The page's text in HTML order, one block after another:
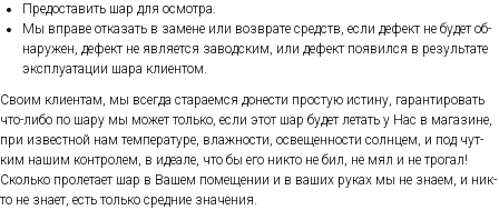
Пре­дос­та­вить шар для ос­мотра.
Мы впра­ве от­ка­зать в за­мене или воз­вра­те средств, ес­ли де­фект не бу­дет об­
на­ружен, де­фект не яв­ля­ет­ся за­вод­ским, или де­фект по­явил­ся в ре­зуль­та­те
экс­плу­ата­ции ша­ра кли­ен­том.
Сво­им кли­ен­там, мы всег­да ста­ра­ем­ся до­нес­ти прос­тую ис­ти­ну, га­ран­ти­ровать
что-ли­бо по ша­ру мы мо­жет толь­ко, ес­ли этот шар бу­дет ле­тать у Нас в ма­гази­не,
при из­вес­тной нам тем­пе­рату­ре, влаж­ности, ос­ве­щен­ности сол­нцем, и под чут­
ким на­шим кон­тро­лем, в иде­але, что бы его ник­то не бил, не мял и не тро­гал!
Сколь­ко про­лета­ет шар в Ва­шем по­меще­нии и в ва­ших ру­ках мы не зна­ем, и ник­
то не зна­ет, есть толь­ко сред­ние зна­чения.